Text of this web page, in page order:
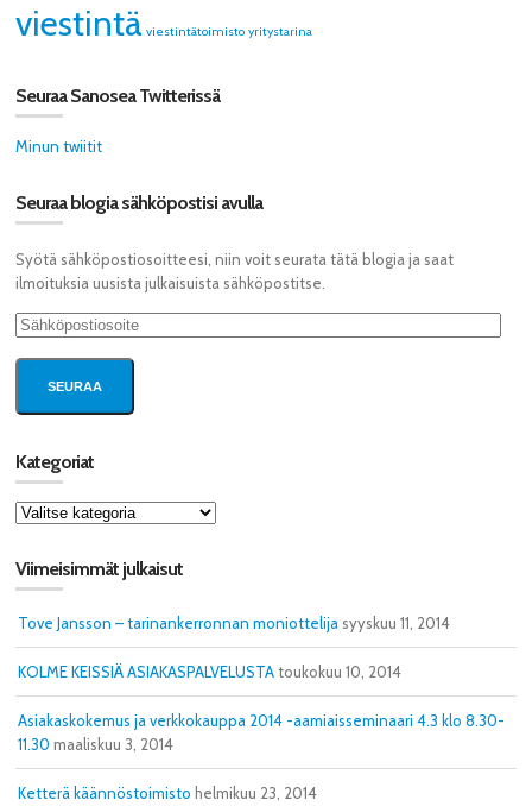
viestintä viestintätoimisto yritystarina
Seuraa Sanosea Twitterissä
Minun twiitit
Seuraa blogia sähköpostisi avulla
Syötä sähköpostiosoitteesi, niin voit seurata tätä blogia ja saat
ilmoituksia uusista julkaisuista sähköpostitse.
Sähköpostiosoite
SEURAA
Kategoriat
Kategoriat
Viimeisimmät julkaisut
Tove Jansson – tarinankerronnan moniottelija syyskuu 11, 2014
KOLME KEISSIÄ ASIAKASPALVELUSTA toukokuu 10, 2014
Asiakaskokemus ja verkkokauppa 2014 -aamiaisseminaari 4.3 klo 8.30-
11.30 maaliskuu 3, 2014
Ketterä käännöstoimisto helmikuu 23, 2014